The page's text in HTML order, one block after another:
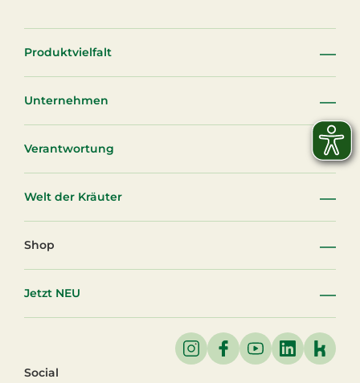
Produktvielfalt
Unternehmen
Verantwortung
Welt der Kräuter
Shop
Jetzt NEU
Social